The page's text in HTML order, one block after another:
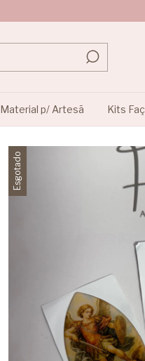
Material p/ Artesã Kits
Esgotado